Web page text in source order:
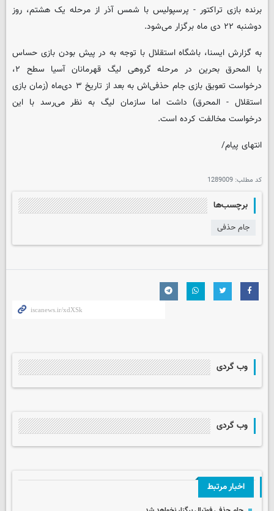
برنده بازی تراکتور - پرسپولیس با شمس آذر از مرحله یک هشتم، روز
دوشنبه ۲۲ دی ماه برگزار می‌شود.
به گزارش ایسنا، باشگاه استقلال با توجه به در پیش بودن بازی حساس
با المحرق بحرین در مرحله گروهی لیگ قهرمانان آسیا سطح ۲،
درخواست تعویق بازی جام حذفی‌اش به بعد از تاریخ ۳ دی‌ماه (زمان بازی
استقلال - المحرق) داشت اما سازمان لیگ به نظر می‌رسد با این
درخواست مخالفت کرده است.
انتهای پیام/
کد مطلب: 1289009
برچسب‌ها
جام حذفی
وب گردی
وب گردی
اخبار مرتبط